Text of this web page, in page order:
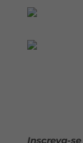
Inscreva-se